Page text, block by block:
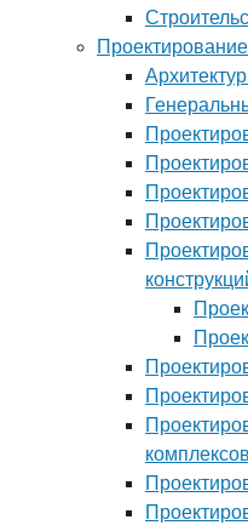
комплексов